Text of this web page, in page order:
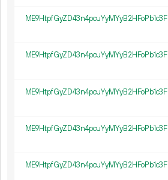
ME9HtpfGyZD43n4pcuYyMYyB2HFoPb1c3F
ME9HtpfGyZD43n4pcuYyMYyB2HFoPb1c3F
ME9HtpfGyZD43n4pcuYyMYyB2HFoPb1c3F
ME9HtpfGyZD43n4pcuYyMYyB2HFoPb1c3F
ME9HtpfGyZD43n4pcuYyMYyB2HFoPb1c3F